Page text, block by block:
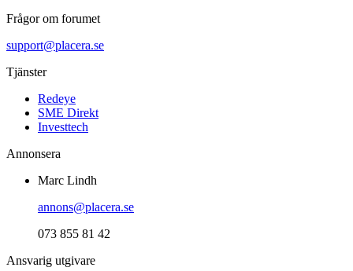
Frågor om forumet
support@placera.se
Tjänster
Redeye
SME Direkt
Investtech
Annonsera
Marc Lindh
annons@placera.se
073 855 81 42
Ansvarig utgivare